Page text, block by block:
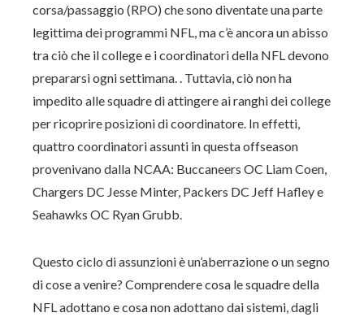
corsa/passaggio (RPO) che sono diventate una parte
legittima dei programmi NFL, ma c’è ancora un abisso
tra ciò che il college e i coordinatori della NFL devono
prepararsi ogni settimana. . Tuttavia, ciò non ha
impedito alle squadre di attingere ai ranghi dei college
per ricoprire posizioni di coordinatore. In effetti,
quattro coordinatori assunti in questa offseason
provenivano dalla NCAA: Buccaneers OC Liam Coen,
Chargers DC Jesse Minter, Packers DC Jeff Hafley e
Seahawks OC Ryan Grubb.
Questo ciclo di assunzioni è un’aberrazione o un segno
di cose a venire? Comprendere cosa le squadre della
NFL adottano e cosa non adottano dai sistemi, dagli